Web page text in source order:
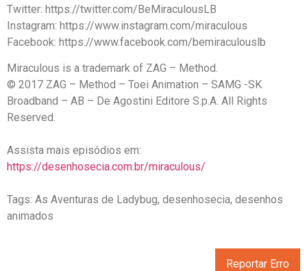
Twitter: https://twitter.com/BeMiraculousLB
Instagram: https://www.instagram.com/miraculous
Facebook: https://www.facebook.com/bemiraculouslb
Miraculous is a trademark of ZAG – Method.
© 2017 ZAG – Method – Toei Animation – SAMG -SK
Broadband – AB – De Agostini Editore S.p.A. All Rights
Reserved.
Assista mais episódios em:
https://desenhosecia.com.br/miraculous/
Tags: As Aventuras de Ladybug, desenhosecia, desenhos
animados
Reportar Erro